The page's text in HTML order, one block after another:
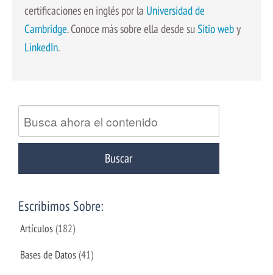
certificaciones en inglés por la Universidad de
Cambridge. Conoce más sobre ella desde su Sitio weby
LinkedIn.
Escribimos Sobre:
Artículos (182)
Bases de Datos (41)